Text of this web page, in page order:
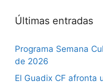
Últimas entradas
Programa Semana
de 2026
El Guadix CF afronta